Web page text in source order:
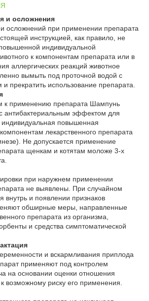
и осложнения
осложнений при применении препарата
инструкцией, как правило, не
индивидуальной
к компонентам препарата или в
аллергических реакций животное
вымыть под проточной водой с
прекратить использование препарата.
к применению препарата Шампунь
антибактериальным эффектом для
индивидуальная повышенная
компонентам лекарственного препарата
Не допускается применение
щенкам и котятам моложе 3-х
при наружнем применении
не выявлены. При случайном
внутрь и появлении признаков
обширные меры, направленные
препарата из организма,
и средства симптоматической
и вскармливания приплода
применяют под контролем
на основании оценки отношения
возможному риску его применения.